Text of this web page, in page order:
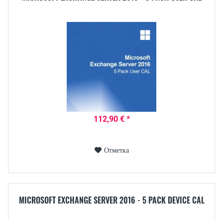
112,90 € *
Отметка
MICROSOFT EXCHANGE SERVER 2016 - 5 PACK DEVICE CAL